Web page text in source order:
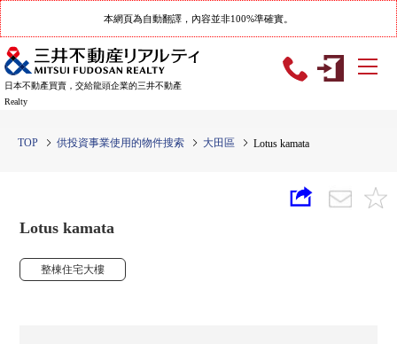
本網頁為自動翻譯，內容並非100%準確實。
日本不動產買賣，交給龍頭企業的三井不動產
Realty
TOP 供投資事業使用的物件搜索 大田區 Lotus kamata
Lotus kamata
整棟住宅大樓